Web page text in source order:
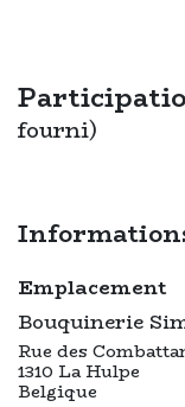
fourni)
Emplacement
Bouquinerie
Rue des
1310 La Hulpe
Belgique